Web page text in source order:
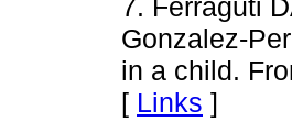
7. Ferraguti
Gonzalez-
in a child.
[ Links ]